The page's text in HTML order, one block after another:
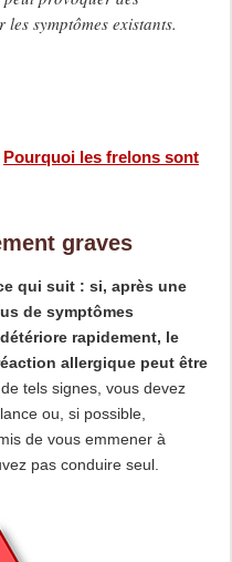
symptômes existants.
Pourquoi les frelons sont
graves
qui suit : si, après une
de symptômes
rapidement, le
allergique peut être
tels signes, vous devez
ou, si possible,
de vous emmener à
pas conduire seul.